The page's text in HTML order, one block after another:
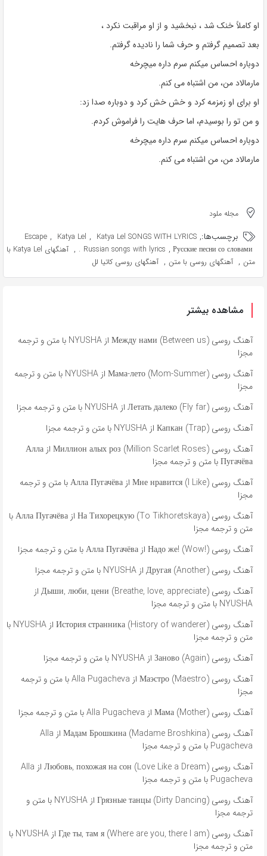
او کاملاً خنک شد ، نبخشید و از او مراقبت نکرد ،
بعد تصمیم گرفتم و حرف شما را نادیده گرفتم.
دوباره احساس میکنم سرم داره میچرخه
مارمالاد من، من اشتباه می کنم.
او برای او زمزمه کرد و خش خش کرد و دوباره صدا زد:
و من تو را بوسیدم، اما حرف هایت را فراموش کردم.
دوباره احساس میکنم سرم داره میچرخه
مارمالاد من، من اشتباه می کنم.
مجله ملود
برچسب‌ها: Escape , Katya Lel , Katya Lel SONGS WITH LYRICS ,
Russian songs with lyrics , Русские песни со словами.
,
آهنگهای Katya Lel با
متن , آهنگهای روسی با متن , آهنگهای روسی کاتیا لل
مشاهده بیشتر
آهنگ روسی Между нами (Between us) از NYUSHA با متن و ترجمه
مجزا
آهنگ روسی Мама-лето (Mom-Summer) از NYUSHA با متن و ترجمه
مجزا
آهنگ روسی Летать далеко (Fly far) از NYUSHA با متن و ترجمه مجزا
آهنگ روسی Капкан (Trap) از NYUSHA با متن و ترجمه مجزا
آهنگ روسی Миллион алых роз (Million Scarlet Roses) از Алла
Пугачёва با متن و ترجمه مجزا
آهنگ روسی Мне нравится (I Like) از Алла Пугачёва با متن و ترجمه
مجزا
آهنگ روسی На Тихорецкую (To Tikhoretskaya) از Алла Пугачёва با
متن و ترجمه مجزا
آهنگ روسی Надо же! (Wow!) از Алла Пугачёва با متن و ترجمه مجزا
آهنگ روسی Другая (Another) از NYUSHA با متن و ترجمه مجزا
آهنگ روسی Дыши, люби, цени (Breathe, love, appreciate) از
NYUSHA با متن و ترجمه مجزا
آهنگ روسی История странника (History of wanderer) از NYUSHA با
متن و ترجمه مجزا
آهنگ روسی Заново (Again) از NYUSHA با متن و ترجمه مجزا
آهنگ روسی Маэстро (Maestro) از Alla Pugacheva با متن و ترجمه
مجزا
آهنگ روسی Мама (Mother) از Alla Pugacheva با متن و ترجمه مجزا
آهنگ روسی Мадам Брошкина (Madame Broshkina) از Alla
Pugacheva با متن و ترجمه مجزا
آهنگ روسی Любовь, похожая на сон (Love Like a Dream) از Alla
Pugacheva با متن و ترجمه مجزا
آهنگ روسی Грязные танцы (Dirty Dancing) از NYUSHA با متن و
ترجمه مجزا
آهنگ روسی Где ты, там я (Where are you, there I am) از NYUSHA با
متن و ترجمه مجزا